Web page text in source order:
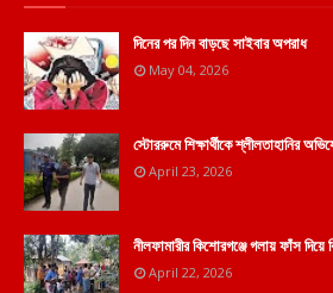
দিনের পর দিন বাড়ছে সাইবার অপরাধ
May 04, 2026
স্টোররুমে শিক্ষার্থীকে শ্লীলতাহানির
April 23, 2026
নীলফামারীর কিশোরগঞ্জে গলায় ফাঁস
April 22, 2026